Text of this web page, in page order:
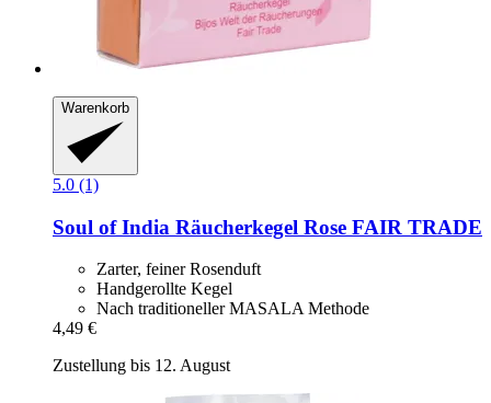
Warenkorb
5.0 (1)
Soul of India Räucherkegel Rose FAIR TRADE
Zarter, feiner Rosenduft
Handgerollte Kegel
Nach traditioneller MASALA Methode
4,49 €
Zustellung bis 12. August